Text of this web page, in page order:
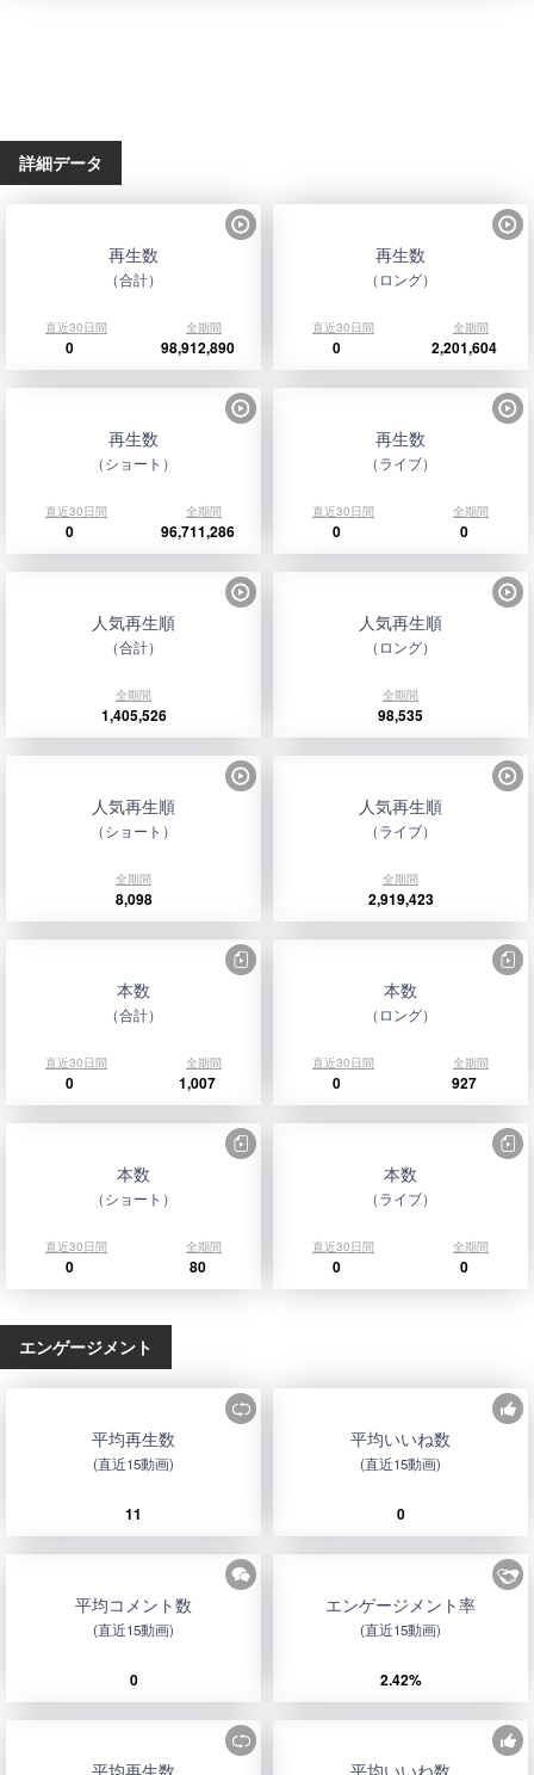
詳細データ
再生数
（合計）
直近30日間 全期間
0 98,912,890
再生数
（ロング）
直近30日間 全期間
0 2,201,604
再生数
（ショート）
直近30日間 全期間
0 96,711,286
再生数
（ライブ）
直近30日間 全期間
0 0
人気再生順
（合計）
全期間
1,405,526
人気再生順
（ロング）
全期間
98,535
人気再生順
（ショート）
全期間
8,098
人気再生順
（ライブ）
全期間
2,919,423
本数
（合計）
直近30日間 全期間
0 1,007
本数
（ロング）
直近30日間 全期間
0 927
本数
（ショート）
直近30日間 全期間
0 80
本数
（ライブ）
直近30日間 全期間
0 0
エンゲージメント
平均再生数
(直近15動画)
11
平均いいね数
(直近15動画)
0
平均コメント数
(直近15動画)
0
エンゲージメント率
(直近15動画)
2.42%